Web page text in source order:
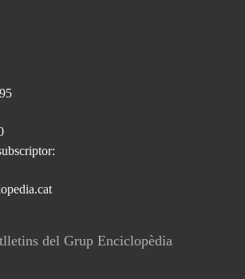
del Grup Enciclopèdia